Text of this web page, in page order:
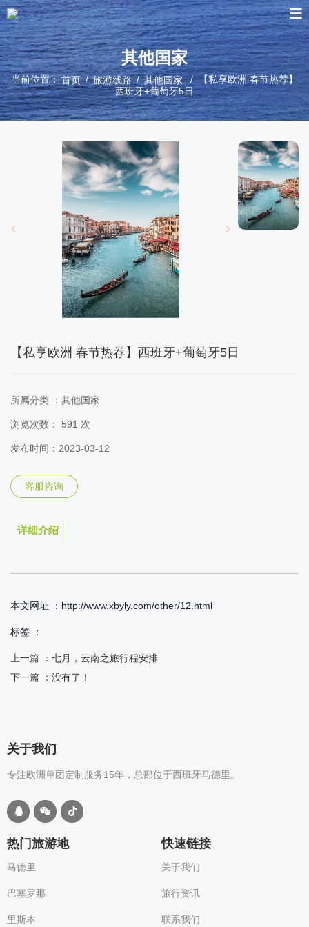
其他国家
当前位置：首页/旅游线路 /其他国家 / 【私享欧洲 春节热荐】
西班牙+葡萄牙5日
【私享欧洲 春节热荐】西班牙+葡萄牙5日
所属分类 ： 其他国家
浏览次数： 591 次
发布时间：2023-03-12
客服咨询
详细介绍
本文网址 ：http://www.xbyly.com/other/12.html
标签 ：
上一篇 ： 七月，云南之旅行程安排
下一篇 ： 没有了！
关于我们
专注欧洲单团定制服务15年，总部位于西班牙马德里。
热门旅游地
马德里
巴塞罗那
里斯本
快速链接
关于我们
旅行资讯
联系我们